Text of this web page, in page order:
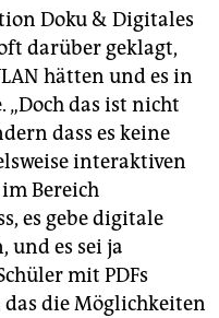
Doku & Digitales
darüber geklagt,
hätten und es in
„Doch das ist nicht
dass es keine
interaktiven
Bereich
es gebe digitale
und es sei ja
mit PDFs
die Möglichkeiten